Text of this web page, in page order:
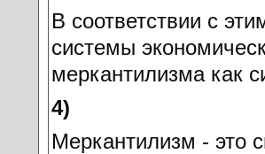
В соответствии с
системы
меркантилизма как
4)
Меркантилизм - это